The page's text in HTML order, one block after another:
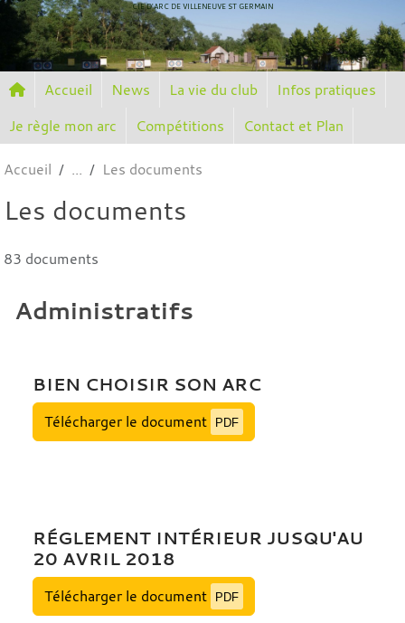
CIE D'ARC DE VILLENEUVE ST GERMAIN
Accueil News La vie du club
Infos pratiques
Je règle mon arc
Compétitions Contact et Plan
Accueil Les documents
Les documents
83 documents
Administratifs
BIEN CHOISIR SON ARC
Télécharger le document PDF
RÉGLEMENT INTÉRIEUR JUSQU'AU
20 AVRIL 2018
Télécharger le document PDF
Panneau de gestion des cookies